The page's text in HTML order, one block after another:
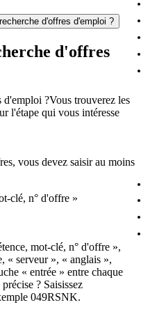
d'offres d'emploi ?
d'offres
d'emploi ?Vous trouverez les
l'étape qui vous intéresse
vous devez saisir au moins
clé, n° d'offre »
mot-clé, n° d'offre »,
« serveur », « anglais »,
« entrée » entre chaque
? Saisissez
049RSNK.